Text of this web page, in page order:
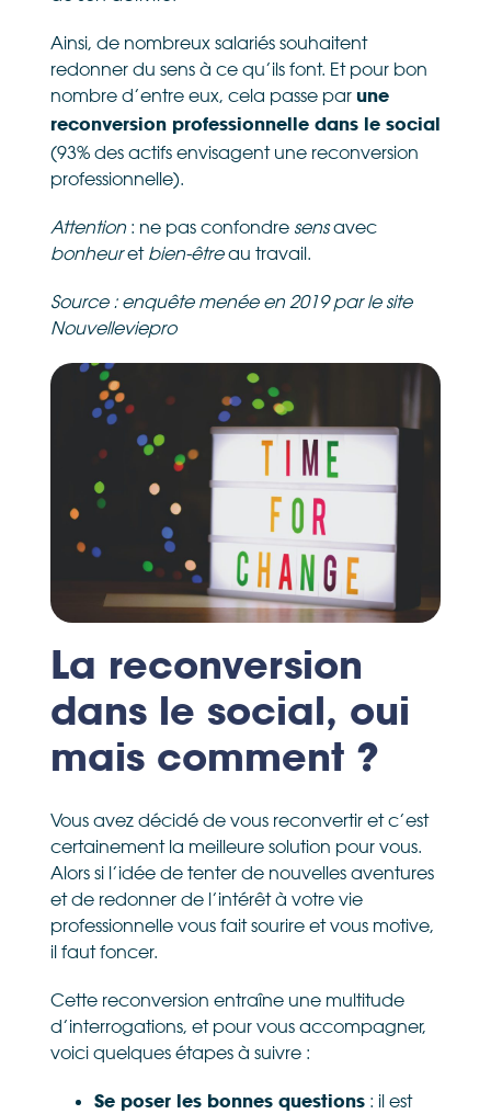
Ainsi, de nombreux salariés souhaitent
redonner du sens à ce qu’ils font. Et pour bon
nombre d’entre eux, cela passe par une
reconversion professionnelle dans le social
(93% des actifs envisagent une reconversion
professionnelle).
Attention: ne pas confondre sensavec
bonheuret bien-êtreau travail.
Source : enquête menée en 2019 par le site
Nouvelleviepro
La reconversion
dans le social, oui
mais comment ?
Vous avez décidé de vous reconvertir et c’est
certainement la meilleure solution pour vous.
Alors si l’idée de tenter de nouvelles aventures
et de redonner de l’intérêt à votre vie
professionnelle vous fait sourire et vous motive,
il faut foncer.
Cette reconversion entraîne une multitude
d’interrogations, et pour vous accompagner,
voici quelques étapes à suivre :
Se poser les bonnes questions: il est